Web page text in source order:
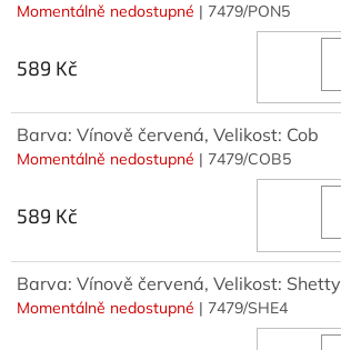
Momentálně nedostupné | 7479/PON5
589 Kč
Barva: Vínově červená, Velikost: Cob
Momentálně nedostupné | 7479/COB5
589 Kč
Barva: Vínově červená, Velikost: Shetty
Momentálně nedostupné | 7479/SHE4